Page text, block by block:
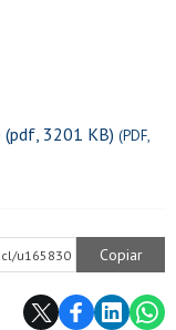
3201 KB) (PDF,
u165830 Copiar